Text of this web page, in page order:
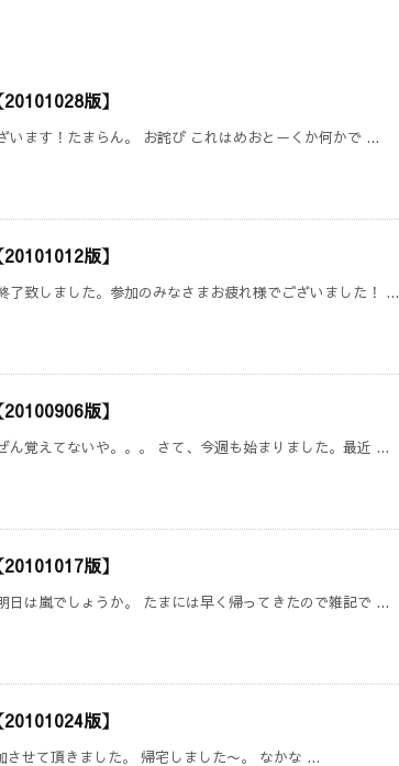
版】
います！たまらん。 お詫び これはめおとーくか何かで ...
版】
了致しました。参加のみなさまお疲れ様でございました！ ...
版】
ん覚えてないや。。。 さて、今週も始まりました。最近 ...
版】
日は嵐でしょうか。 たまには早く帰ってきたので雑記で ...
版】
せて頂きました。 帰宅しました〜。 なかな ...